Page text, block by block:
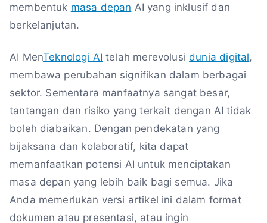
membentuk masa depan AI yang inklusif dan
berkelanjutan.
AI MenTeknologi AI telah merevolusidunia digital,
membawa perubahan signifikan dalam berbagai
sektor. Sementara manfaatnya sangat besar,
tantangan dan risiko yang terkait dengan AI tidak
boleh diabaikan. Dengan pendekatan yang
bijaksana dan kolaboratif, kita dapat
memanfaatkan potensi AI untuk menciptakan
masa depan yang lebih baik bagi semua. Jika
Anda memerlukan versi artikel ini dalam format
dokumen atau presentasi, atau ingin